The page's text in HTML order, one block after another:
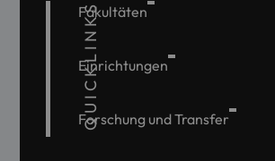
QUICKLINKS
Fakultäten
Einrichtungen
Forschung und Transfer